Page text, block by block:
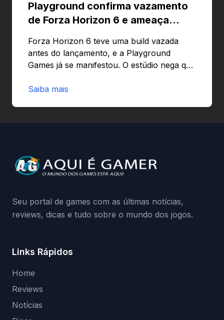
Playground confirma vazamento
de Forza Horizon 6 e ameaça
Forza Horizon 6 teve uma build vazada
antes do lançamento, e a Playground
Games já se manifestou. O estúdio nega que
preload e avisa que quem usar versões não
da Playground: negação do preload,
medidas contra acessos não autorizados
Saiba mais
Seu portal de games com as últimas notícias,
reviews, dicas e tudo sobre o mundo dos jogos.
Links Rápidos
Home
Reviews
Notícias